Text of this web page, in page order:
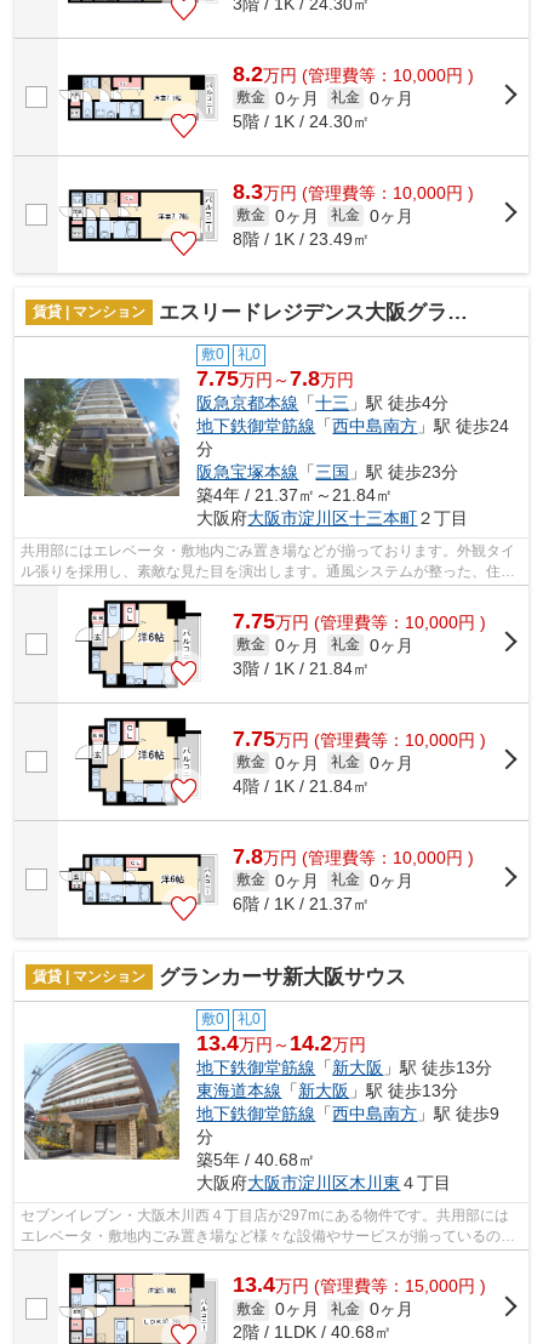
8.2万円 (管理費等：10,000円 )
敷金 0ヶ月 礼金 0ヶ月
5階 / 1K / 24.30㎡
8.3万円 (管理費等：10,000円 )
敷金 0ヶ月 礼金 0ヶ月
8階 / 1K / 23.49㎡
賃貸 | マンション エスリードレジデンス大阪グランノース2
敷0 礼0
7.75万円～7.8万円
阪急京都本線 「十三 」駅 徒歩4分
地下鉄御堂筋線 「西中島南方 」駅 徒歩24
分
阪急宝塚本線 「三国 」駅 徒歩23分
築4年 / 21.37㎡～21.84㎡
大阪府大阪市淀川区十三本町２丁目
共用部にはエレベータ・敷地内ごみ置き場などが揃っております。外観タイ
ル張りを採用し、素敵な見た目を演出します。通風システムが整った、住環
7.75万円 (管理費等：10,000円 )
敷金 0ヶ月 礼金 0ヶ月
3階 / 1K / 21.84㎡
7.75万円 (管理費等：10,000円 )
敷金 0ヶ月 礼金 0ヶ月
4階 / 1K / 21.84㎡
7.8万円 (管理費等：10,000円 )
敷金 0ヶ月 礼金 0ヶ月
6階 / 1K / 21.37㎡
賃貸 | マンション グランカーサ新大阪サウス
敷0 礼0
13.4万円～ 14.2万円
地下鉄御堂筋線 「新大阪 」駅 徒歩13分
東海道本線 「新大阪 」駅 徒歩13分
地下鉄御堂筋線 「西中島南方 」駅 徒歩9
分
築5年 / 40.68㎡
大阪府大阪市淀川区木川東 ４丁目
セブンイレブン・大阪木川西４丁目店が297mにある物件です。共用部には
エレベータ・敷地内ごみ置き場など様々な設備やサービスが揃っているので
便利です。通風良好で常に新鮮な空気を...
13.4万円 (管理費等：15,000円 )
敷金 0ヶ月 礼金 0ヶ月
2階 / 1LDK / 40.68㎡